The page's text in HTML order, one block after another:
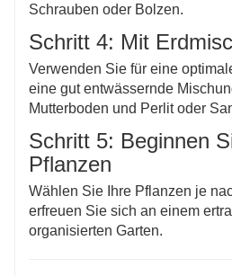
Schrauben oder Bolzen.
Schritt 4: Mit
Verwenden Sie für eine
eine gut entwässernde
Mutterboden und Perlit oder
Schritt 5: Beginnen
Pflanzen
Wählen Sie Ihre Pflanzen je
erfreuen Sie sich an einem
organisierten Garten.